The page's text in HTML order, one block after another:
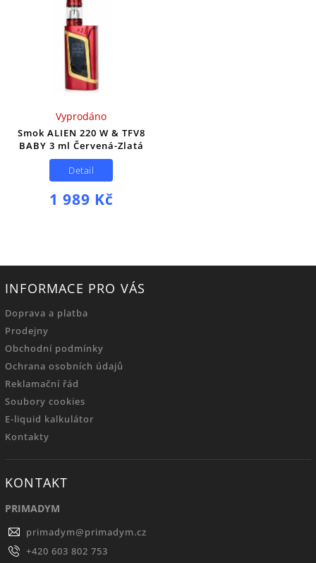
Smok ALIEN 220 W & TFV8
BABY 3 ml Červená-Zlatá
Vyprodáno
1 989 Kč
Detail
INFORMACE PRO VÁS
Doprava a platba
Prodejny
Obchodní podmínky
Ochrana osobních údajů
Reklamační řád
Soubory cookies
E-liquid kalkulátor
Kontakty
KONTAKT
PRIMADYM
primadym@primadym.cz
+420 603 802 753